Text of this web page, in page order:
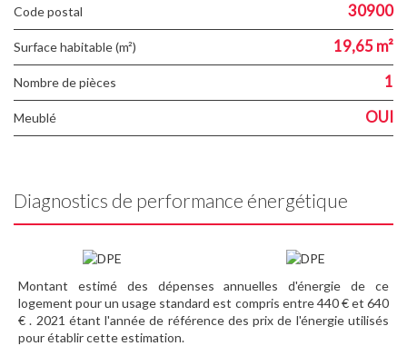
Code postal 30900
Surface habitable (m²) 19,65 m²
Nombre de pièces 1
Meublé OUI
Diagnostics de performance énergétique
Montant estimé des dépenses annuelles d'énergie de ce
logement pour un usage standard est compris entre 440 € et 640
€ . 2021 étant l'année de référence des prix de l'énergie utilisés
pour établir cette estimation.